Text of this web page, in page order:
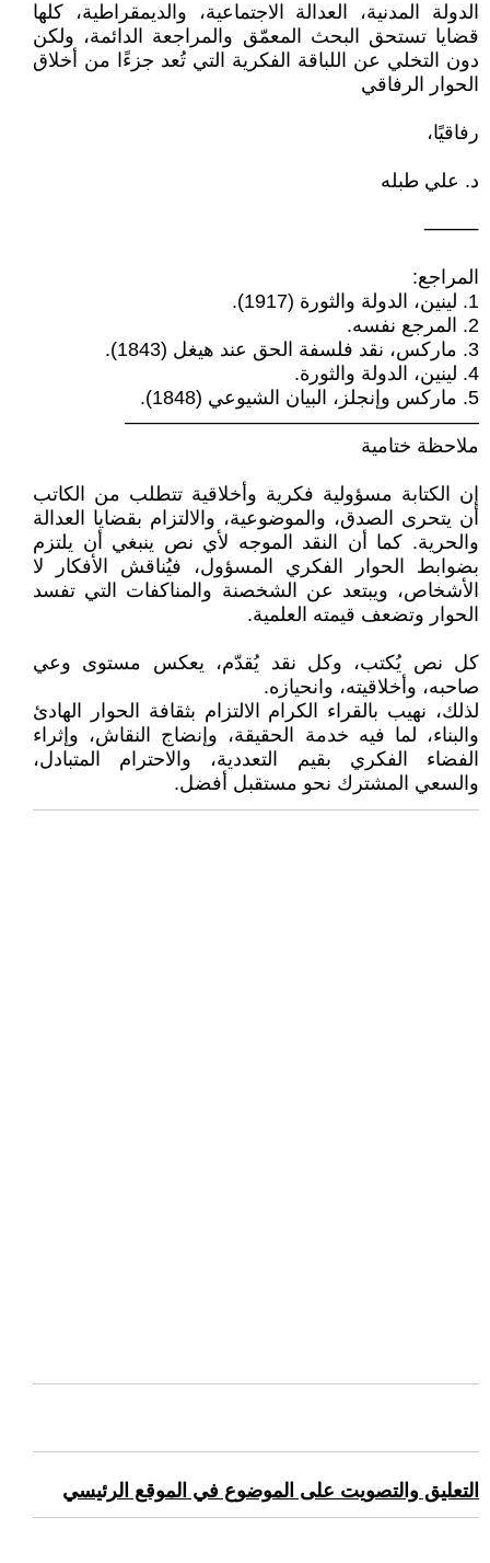
الدولة المدنية، العدالة الاجتماعية، والديمقراطية، كلها
قضايا تستحق البحث المعمّق والمراجعة الدائمة، ولكن
دون التخلي عن اللباقة الفكرية التي تُعد جزءًا من أخلاق
الحوار الرفاقي
رفاقيًا،
د. علي طبله
⸻
المراجع:
1. لينين، الدولة والثورة (1917).
2. المرجع نفسه.
3. ماركس، نقد فلسفة الحق عند هيغل (1843).
4. لينين، الدولة والثورة.
5. ماركس وإنجلز، البيان الشيوعي (1848).
——————————————————
ملاحظة ختامية
إن الكتابة مسؤولية فكرية وأخلاقية تتطلب من الكاتب
أن يتحرى الصدق، والموضوعية، والالتزام بقضايا العدالة
والحرية. كما أن النقد الموجه لأي نص ينبغي أن يلتزم
بضوابط الحوار الفكري المسؤول، فيُناقش الأفكار لا
الأشخاص، ويبتعد عن الشخصنة والمناكفات التي تفسد
الحوار وتضعف قيمته العلمية.
كل نص يُكتب، وكل نقد يُقدّم، يعكس مستوى وعي
صاحبه، وأخلاقيته، وانحيازه.
لذلك، نهيب بالقراء الكرام الالتزام بثقافة الحوار الهادئ
والبناء، لما فيه خدمة الحقيقة، وإنضاج النقاش، وإثراء
الفضاء الفكري بقيم التعددية، والاحترام المتبادل،
والسعي المشترك نحو مستقبل أفضل.
التعليق والتصويت على الموضوع في الموقع الرئيسي